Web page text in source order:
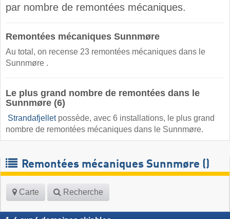
par nombre de remontées mécaniques.
Remontées mécaniques Sunnmøre
Au total, on recense 23 remontées mécaniques dans le
Sunnmøre ​.
Le plus grand nombre de remontées dans le
Sunnmøre (6)
Strandafjelletpossède, avec 6 installations, le plus grand
nombre de remontées mécaniques dans le Sunnmøre.
Remontées mécaniques Sunnmøre (​)
Carte Recherche